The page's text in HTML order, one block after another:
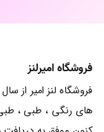
فروشگاه امیرلنز
های رنگی ، طبی ،